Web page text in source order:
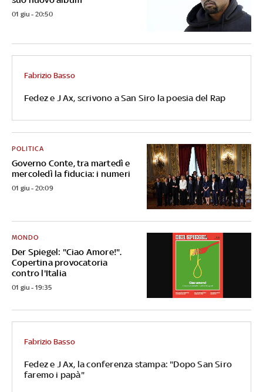
01 giu - 20:50
Fedez e J Ax, scrivono a San Siro la poesia del Rap
Fabrizio Basso
Governo Conte, tra martedì e
mercoledì la fiducia: i numeri
POLITICA
01 giu - 20:09
Der Spiegel: "Ciao Amore!".
Copertina provocatoria
contro l'Italia
MONDO
01 giu - 19:35
Fedez e J Ax, la conferenza stampa: "Dopo San Siro
faremo i papà"
Fabrizio Basso